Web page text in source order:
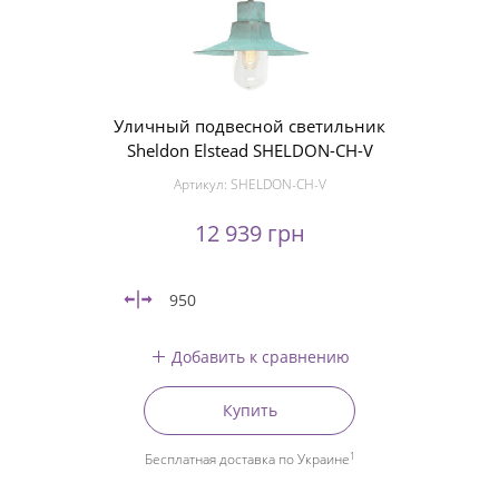
Уличный подвесной светильник
Sheldon Elstead SHELDON-CH-V
Артикул: SHELDON-CH-V
12 939 грн
950
Добавить к сравнению
Купить
Бесплатная доставка по Украине1